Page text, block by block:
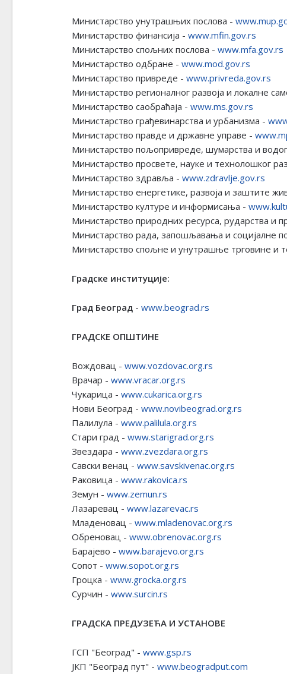
Министарство унутрашњих послова -
Министарство финансија - www.mfin.gov.rs
Министарство спољних послова - www.mfa.gov.rs
Министарство одбране - www.mod.gov.rs
Министарство привреде - www.privreda.gov.rs
Министарство регионалног развоја и локалне
Министарство саобраћаја - www.ms.gov.rs
Министарство грађевинарства и урбанизма -
Министарство правде и државне управе -
Министарство пољопривреде, шумарства и
Министарство просвете, науке и технолошког
Министарство здравља - www.zdravlje.gov.rs
Министарство енергетике, развоја и заштите
Министарство културе и информисања -
Министарство природних ресурса, рударства и
Министарство рада, запошљавања и социјалне
Министарство спољне и унутрашње трговине и
Градске институције:
Град Београд - www.beograd.rs
ГРАДСКЕ ОПШТИНЕ
Вождовац - www.vozdovac.org.rs
Врачар - www.vracar.org.rs
Чукарица - www.cukarica.org.rs
Нови Београд - www.novibeograd.org.rs
Палилула - www.palilula.org.rs
Стари град - www.starigrad.org.rs
Звездара - www.zvezdara.org.rs
Савски венац - www.savskivenac.org.rs
Раковица - www.rakovica.rs
Земун - www.zemun.rs
Лазаревац - www.lazarevac.rs
Младеновац - www.mladenovac.org.rs
Обреновац - www.obrenovac.org.rs
Барајево - www.barajevo.org.rs
Сопот - www.sopot.org.rs
Гроцка - www.grocka.org.rs
Сурчин - www.surcin.rs
ГРАДСКА ПРЕДУЗЕЋА И УСТАНОВЕ
ГСП "Београд" - www.gsp.rs
ЈКП "Београд пут" - www.beogradput.com